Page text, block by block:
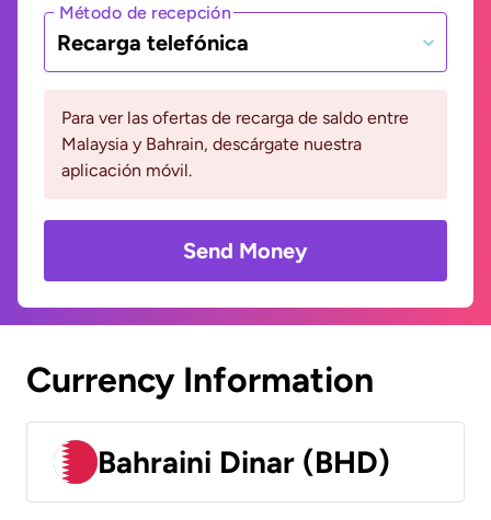
Método de recepción
Recarga telefónica
Para ver las ofertas de recarga de saldo entre
Malaysia y Bahrain, descárgate nuestra
aplicación móvil.
Send Money
Currency Information
Bahraini Dinar (BHD)